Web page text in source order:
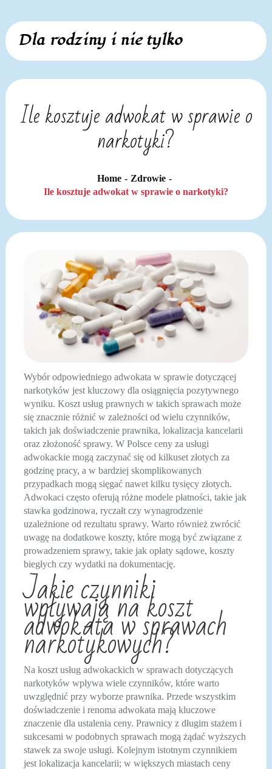
Skip
content
Dla rodziny i nie tylko
Ile kosztuje adwokat w sprawie o
narkotyki?
Home
Zdrowie
Ile kosztuje adwokat w sprawie o narkotyki?
Wybór odpowiedniego adwokata w sprawie dotyczącej
narkotyków jest kluczowy dla osiągnięcia pozytywnego
wyniku. Koszt usług prawnych w takich sprawach może
się znacznie różnić w zależności od wielu czynników,
takich jak doświadczenie prawnika, lokalizacja kancelarii
oraz złożoność sprawy. W Polsce ceny za usługi
adwokackie mogą zaczynać się od kilkuset złotych za
godzinę pracy, a w bardziej skomplikowanych
przypadkach mogą sięgać nawet kilku tysięcy złotych.
Adwokaci często oferują różne modele płatności, takie jak
stawka godzinowa, ryczałt czy wynagrodzenie
uzależnione od rezultatu sprawy. Warto również zwrócić
uwagę na dodatkowe koszty, które mogą być związane z
prowadzeniem sprawy, takie jak opłaty sądowe, koszty
biegłych czy wydatki na dokumentację.
Jakie czynniki
wpływają na koszt
adwokata w sprawach
narkotykowych?
Na koszt usług adwokackich w sprawach dotyczących
narkotyków wpływa wiele czynników, które warto
uwzględnić przy wyborze prawnika. Przede wszystkim
doświadczenie i renoma adwokata mają kluczowe
znaczenie dla ustalenia ceny. Prawnicy z długim stażem i
sukcesami w podobnych sprawach mogą żądać wyższych
stawek za swoje usługi. Kolejnym istotnym czynnikiem
jest lokalizacja kancelarii; w większych miastach ceny